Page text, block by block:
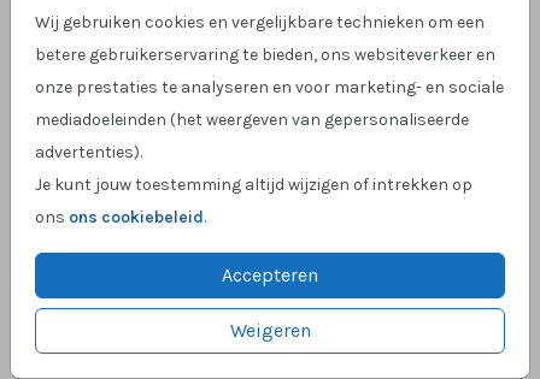
Wij gebruiken cookies en vergelijkbare technieken om een
betere gebruikerservaring te bieden, ons websiteverkeer en
onze prestaties te analyseren en voor marketing- en sociale
mediadoeleinden (het weergeven van gepersonaliseerde
advertenties).
Je kunt jouw toestemming altijd wijzigen of intrekken op
ons ons cookiebeleid.
Accepteren
Weigeren
Goud 14 X 14
Aantal x 1 Prijs:€ 0,65
Hulp nodig?We helpen je graag!
Klantcijfer 4,9 op Google!